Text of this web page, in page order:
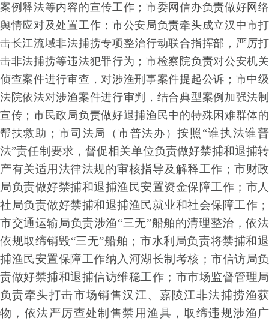
案例释法等内容的宣传工作 ；市委网信办负责做好网络
舆情应对及处置工作 ；市公安局负责牵头成立汉中市打
击长江流域非法捕捞专项整治行动联合指挥部 ，严厉打
击非法捕捞等违法犯罪行为 ；市检察院负责对公安机关
侦查案件进行审查 ，对涉渔刑事案件提起公诉 ； 市中级
法院依法对涉渔案件进行审判 ，结合典型案例加强法制
宣传 ；市民政局负责做好退捕渔民中的特殊困难群体的
帮扶救助 ；市司法局 （市普法办 ）按照 “谁执法谁普
法”责任制要求 ，督促相关单位负责做好禁捕和退捕转
产有关适用法律法规的审核指导及解释工作 ；市财政
局负责做好禁捕和退捕渔 民安置资金保障工作 ；市人
社局负责做好禁捕和退捕渔民就业和社会保障工作 ；
市交通运输局负责涉渔“三无”船舶的清理整治 ，依法
依规取缔销毁“三无”船舶 ；市水利局负责将禁捕和退
捕渔民安置保障工作纳入河湖长制考核 ；市信访局负
责做好禁捕和退捕信访维稳工作 ；市市场监督管理局
负责牵头打击市场销售汉 江、嘉陵江非法捕捞渔获
物 ，依法严厉查处制售禁用渔具 ，取缔违规涉渔广